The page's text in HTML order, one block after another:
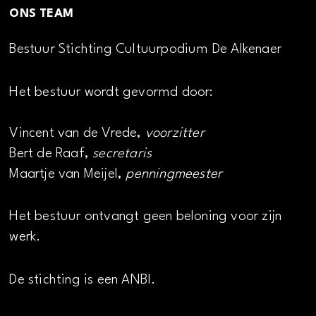
ONS TEAM
Bestuur Stichting Cultuurpodium De Alkenaer
Het bestuur wordt gevormd door:
Vincent van de Vrede, voorzitter
Bert de Raaf, secretaris
Maartje van Meijel, penningmeester
Het bestuur ontvangt geen beloning voor zijn
werk.
De stichting is een ANBI.